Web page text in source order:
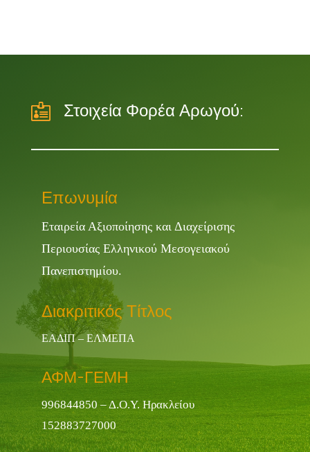
 Στοιχεία Φορέα Αρωγού:
Επωνυμία
Εταιρεία Αξιοποίησης και Διαχείρισης
Περιουσίας Ελληνικού Μεσογειακού
Πανεπιστημίου.
Διακριτικός Τίτλος
ΕΑΔΙΠ – ΕΛΜΕΠΑ
ΑΦΜ-ΓΕΜΗ
996844850 – Δ.Ο.Υ. Ηρακλείου
152883727000